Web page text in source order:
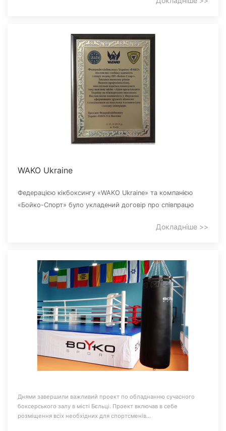
WAKO Ukraine
Федерацією кікбоксингу «WAKO Ukraine» та компанією
«Бойко-Спорт» було укладений договір про співпрацю
Докладніше >>
Днями завершили важливий проект по обладнанню сучасного
боксерського залу в місті Бєльці. Проект включав в себе
розміщення всіх необхідних для спортсменів…